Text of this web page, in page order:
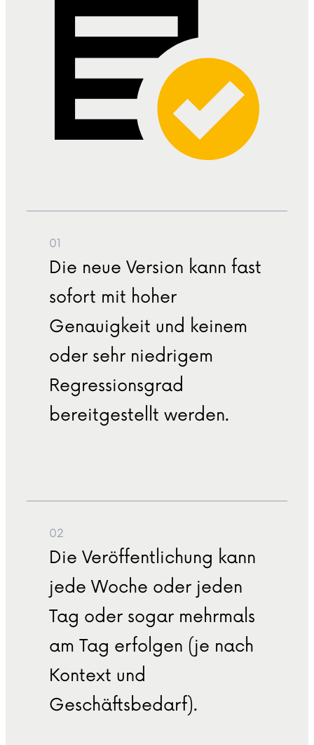
01
Die neue Version kann fast
sofort mit hoher
Genauigkeit und keinem
oder sehr niedrigem
Regressionsgrad
bereitgestellt werden.
02
Die Veröffentlichung kann
jede Woche oder jeden
Tag oder sogar mehrmals
am Tag erfolgen (je nach
Kontext und
Geschäftsbedarf).